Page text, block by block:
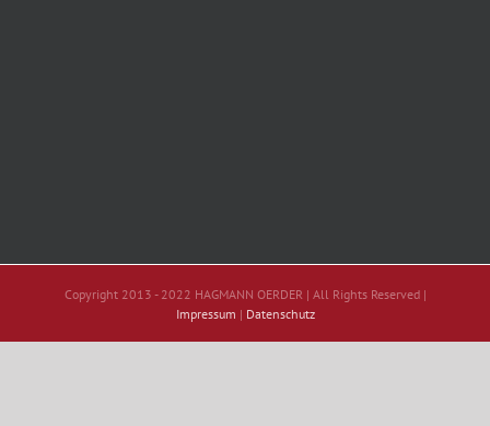
Copyright 2013 - 2022 HAGMANN OERDER | All Rights Reserved |
Impressum | Datenschutz